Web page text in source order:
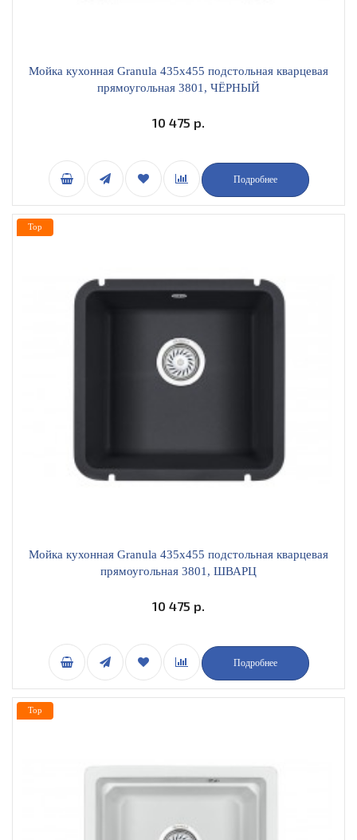
Мойка кухонная Granula 435х455 подстольная кварцевая
прямоугольная 3801, ЧЁРНЫЙ
10 475 р.
Подробнее
Мойка кухонная Granula 435х455 подстольная кварцевая
прямоугольная 3801, ШВАРЦ
10 475 р.
Подробнее
Top
Top